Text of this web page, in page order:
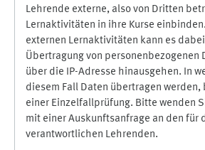
Lehrende externe, also von Dritten
Lernaktivitäten in ihre Kurse
externen Lernaktivitäten kann es
Übertragung von personenbezogenen
über die IP-Adresse hinausgehen. In
diesem Fall Daten übertragen
einer Einzelfallprüfung. Bitte wenden
mit einer Auskunftsanfrage an den für
verantwortlichen Lehrenden.